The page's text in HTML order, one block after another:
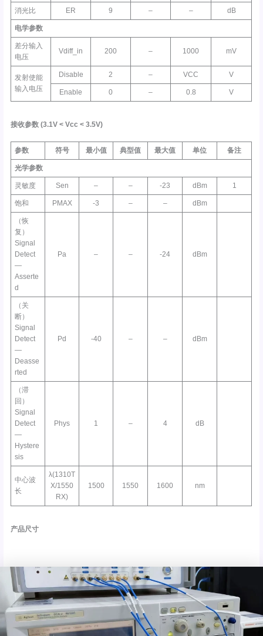
消光比 ER 9 – – dB
电学参数
差分输入
电压
Vdiff_in 200 – 1000 mV
发射使能
输入电压
Disable 2 – VCC V
Enable 0 – 0.8 V
接收参数 (3.1V <Vcc < 3.5V)
参数 符号 最小值 典型值 最大值 单位 备注
光学参数
灵敏度 Sen – – -23 dBm 1
饱和 PMAX -3 – – dBm
（恢
复）
Signal
Detect
—
Asserte
d
Pa – – -24 dBm
（关
断）
Signal
Detect
—
Deasse
rted
Pd -40 – – dBm
（滞
回）
Signal
Detect
—
Hystere
sis
Phys 1 – 4 dB
中心波
长
λ(1310T
X/1550
RX)
1500 1550 1600 nm
产品尺寸